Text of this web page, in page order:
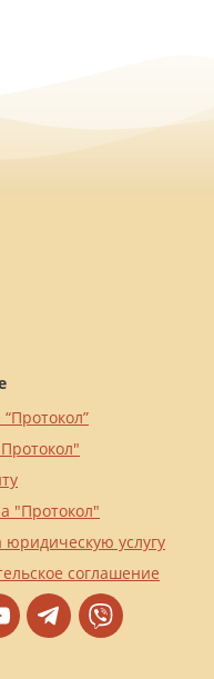
"Протокол"
юридическую услугу
соглашение